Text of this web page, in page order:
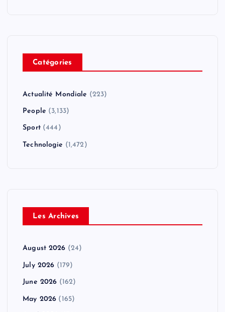
Catégories
Actualité Mondiale (223)
People (3,133)
Sport(444)
Technologie (1,472)
Les Archives
August 2026 (24)
July 2026 (179)
June 2026 (162)
May 2026 (165)